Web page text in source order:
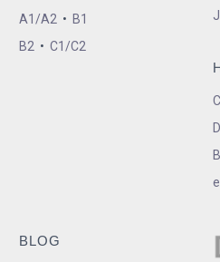
A1/A2 • B1
B2 • C1/C2
BLOG